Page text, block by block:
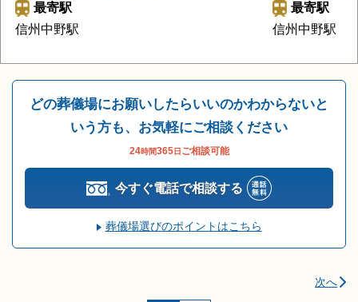
最寄駅
信州中野駅
最寄駅
信州中野駅
どの葬儀場にお願いしたらいいのかわからないと
いう方も、お気軽にご相談ください
24時間365日 ご相談可能
今すぐ電話で相談する
葬儀場選びのポイントはこちら
次へ